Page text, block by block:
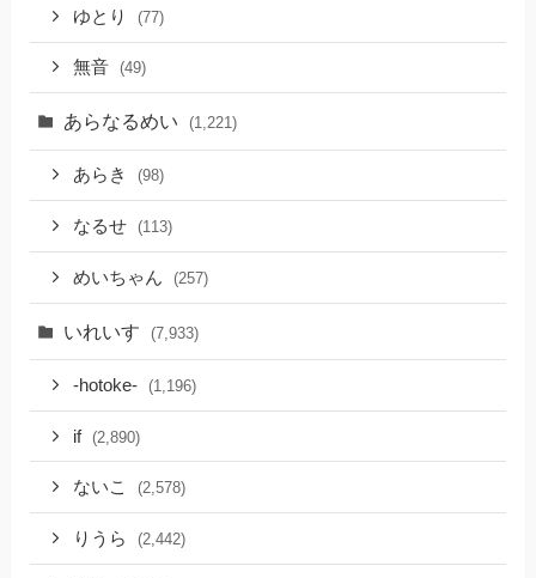
ゆとり (77)
無音 (49)
あらなるめい (1,221)
あらき (98)
なるせ (113)
めいちゃん (257)
いれいす (7,933)
-hotoke- (1,196)
if (2,890)
ないこ (2,578)
りうら (2,442)